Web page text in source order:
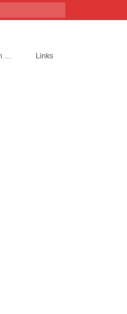
… Links